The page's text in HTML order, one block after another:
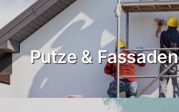
Putze & Fassaden